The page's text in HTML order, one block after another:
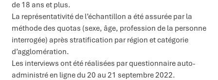
de 18 ans et plus.
La représentativité de l’échantillon a été assurée par la
méthode des quotas (sexe, âge, profession de la personne
interrogée) après stratification par région et catégorie
d’agglomération.
Les interviews ont été réalisées par questionnaire auto-
administré en ligne du 20 au 21 septembre 2022.